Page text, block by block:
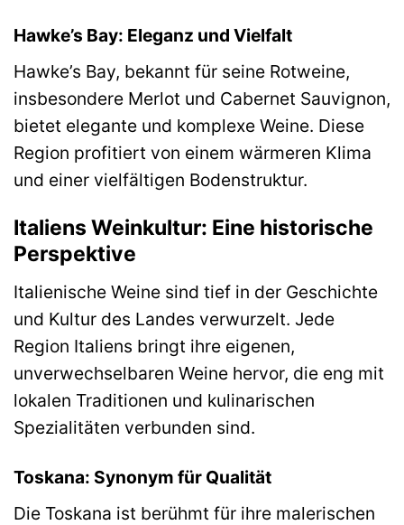
Hawke’s Bay: Eleganz und Vielfalt
Hawke’s Bay, bekannt für seine Rotweine,
insbesondere Merlot und Cabernet Sauvignon,
bietet elegante und komplexe Weine. Diese
Region profitiert von einem wärmeren Klima
und einer vielfältigen Bodenstruktur.
Italiens Weinkultur: Eine historische
Perspektive
Italienische Weine sind tief in der Geschichte
und Kultur des Landes verwurzelt. Jede
Region Italiens bringt ihre eigenen,
unverwechselbaren Weine hervor, die eng mit
lokalen Traditionen und kulinarischen
Spezialitäten verbunden sind.
Toskana: Synonym für Qualität
Die Toskana ist berühmt für ihre malerischen